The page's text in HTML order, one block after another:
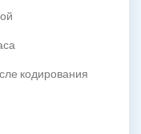
кодирования